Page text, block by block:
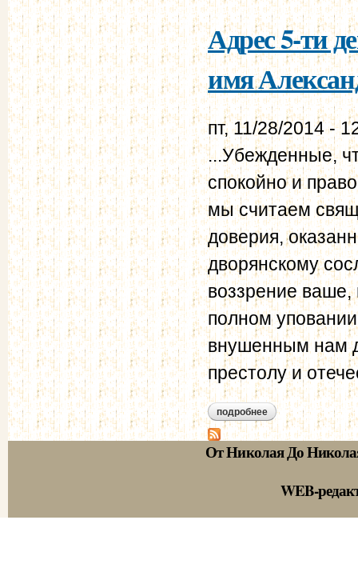
Адрес 5-ти
имя
пт, 11/28/2014 -
...Убежденные,
спокойно и
мы считаем
доверия,
дворянскому
воззрение ваше,
полном
внушенным нам
престолу и
подробнее о адрес 5-ти
От Николая До
WEB-